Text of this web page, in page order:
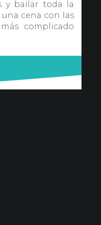
y bailar toda la
cena con las
complicado